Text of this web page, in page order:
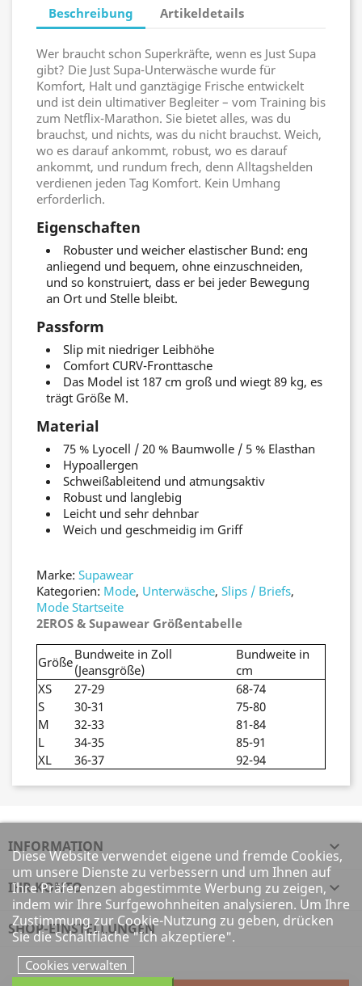
Beschreibung Artikeldetails
Wer braucht schon Superkräfte, wenn es Just Supa
gibt? Die Just Supa-Unterwäsche wurde für
Komfort, Halt und ganztägige Frische entwickelt
und ist dein ultimativer Begleiter – vom Training bis
zum Netflix-Marathon. Sie bietet alles, was du
brauchst, und nichts, was du nicht brauchst. Weich,
wo es darauf ankommt, robust, wo es darauf
ankommt, und rundum frech, denn Alltagshelden
verdienen jeden Tag Komfort. Kein Umhang
erforderlich.
Eigenschaften
Robuster und weicher elastischer Bund: eng
anliegend und bequem, ohne einzuschneiden,
und so konstruiert, dass er bei jeder Bewegung
an Ort und Stelle bleibt.
Passform
Slip mit niedriger Leibhöhe
Comfort CURV-Fronttasche
Das Model ist 187 cm groß und wiegt 89 kg, es
trägt Größe M.
Material
75 % Lyocell / 20 % Baumwolle / 5 % Elasthan
Hypoallergen
Schweißableitend und atmungsaktiv
Robust und langlebig
Leicht und sehr dehnbar
Weich und geschmeidig im Griff
Marke: Supawear
Kategorien: Mode, Unterwäsche, Slips / Briefs,
Mode Startseite
2EROS & Supawear Größentabelle
GrößeBundweite in Zoll
(Jeansgröße)
Bundweite in
cm
XS
27-29
68-74
S
30-31
75-80
M
32-33
81-84
L
34-35
85-91
XL
36-37 92-94
INFORMATION 
IHR KONTO 
SHOP-EINSTELLUNGEN
Diese Website verwendet eigene und fremde Cookies,
um unsere Dienste zu verbessern und um Ihnen auf
Ihre Präferenzen abgestimmte Werbung zu zeigen,
indem wir Ihre Surfgewohnheiten analysieren. Um Ihre
Zustimmung zur Cookie-Nutzung zu geben, drücken
Sie die Schaltfläche "Ich akzeptiere".
Cookies verwalten